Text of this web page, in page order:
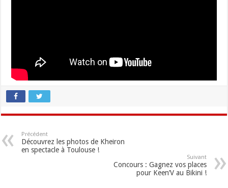
Précédent
Découvrez les photos de Kheiron
en spectacle à Toulouse !
Suivant
Concours : Gagnez vos places
pour Keen’V au Bikini !